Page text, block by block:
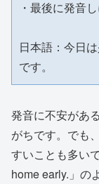
・最後に発音
日本語：今日
です。
発音に不安があ
がちです。でも
すいことも多い
home early.」の